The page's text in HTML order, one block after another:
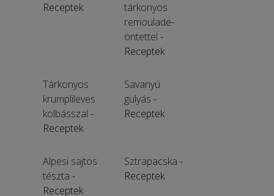
Receptek
tárkonyos
remoulade-
öntettel -
Receptek
Tárkonyos
krumplileves
kolbásszal -
Receptek
Savanyú
gulyás -
Receptek
Alpesi sajtos
tészta -
Receptek
Sztrapacska -
Receptek